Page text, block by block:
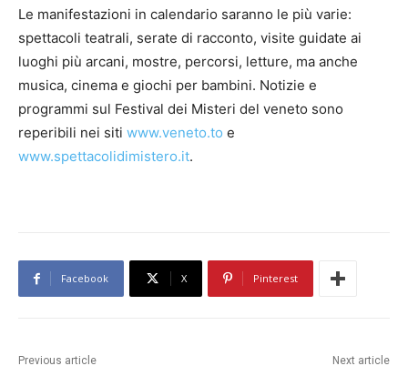
Le manifestazioni in calendario saranno le più varie:
spettacoli teatrali, serate di racconto, visite guidate ai
luoghi più arcani, mostre, percorsi, letture, ma anche
musica, cinema e giochi per bambini. Notizie e
programmi sul Festival dei Misteri del veneto sono
reperibili nei siti www.veneto.to e
www.spettacolidimistero.it.
Facebook X Pinterest
Previous article Next article